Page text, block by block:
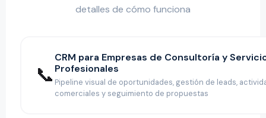
detalles de cómo funciona
📞
CRM para Empresas de Consultoría y
Profesionales
Pipeline visual de oportunidades, gestión de leads,
comerciales y seguimiento de propuestas